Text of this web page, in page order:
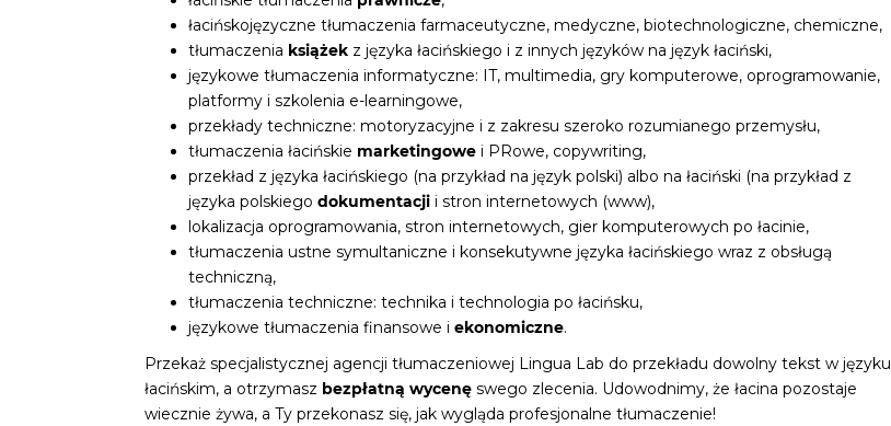
łacińskojęzyczne tłumaczenia farmaceutyczne, medyczne, biotechnologiczne, chemiczne,
tłumaczenia książek z języka łacińskiego i z innych języków na język łaciński,
językowe tłumaczenia informatyczne: IT, multimedia, gry komputerowe, oprogramowanie,
platformy i szkolenia e-learningowe,
przekłady techniczne: motoryzacyjne i z zakresu szeroko rozumianego przemysłu,
tłumaczenia łacińskie marketingowe i PRowe, copywriting,
przekład z języka łacińskiego (na przykład na język polski) albo na łaciński (na przykład z
języka polskiego dokumentacji i stron internetowych (www),
lokalizacja oprogramowania, stron internetowych, gier komputerowych po łacinie,
tłumaczenia ustne symultaniczne i konsekutywne języka łacińskiego wraz z obsługą
techniczną,
tłumaczenia techniczne: technika i technologia po łacińsku,
językowe tłumaczenia finansowe i ekonomiczne.
Przekaż specjalistycznej agencji tłumaczeniowej Lingua Lab do przekładu dowolny tekst w języku
łacińskim, a otrzymasz bezpłatną wycenę swego zlecenia. Udowodnimy, że łacina pozostaje
wiecznie żywa, a Ty przekonasz się, jak wygląda profesjonalne tłumaczenie!